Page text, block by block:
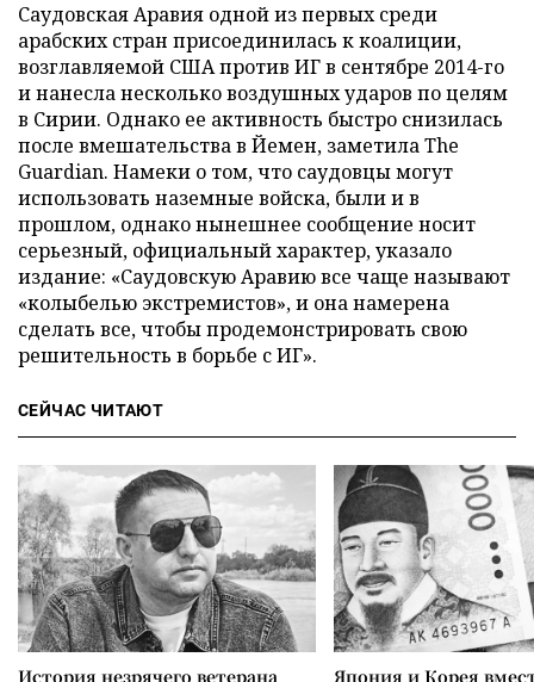
Саудовская Аравия одной из первых среди
арабских стран присоединилась к коалиции,
возглавляемой США против ИГ в сентябре 2014-го
и нанесла несколько воздушных ударов по целям
в Сирии. Однако ее активность быстро снизилась
после вмешательства в Йемен, заметила The
Guardian. Намеки о том, что саудовцы могут
использовать наземные войска, были и в
прошлом, однако нынешнее сообщение носит
серьезный, официальный характер, указало
издание: «Саудовскую Аравию все чаще называют
«колыбелью экстремистов», и она намерена
сделать все, чтобы продемонстрировать свою
решительность в борьбе с ИГ».
СЕЙЧАС ЧИТАЮТ
История незрячего ветерана Япония и Корея